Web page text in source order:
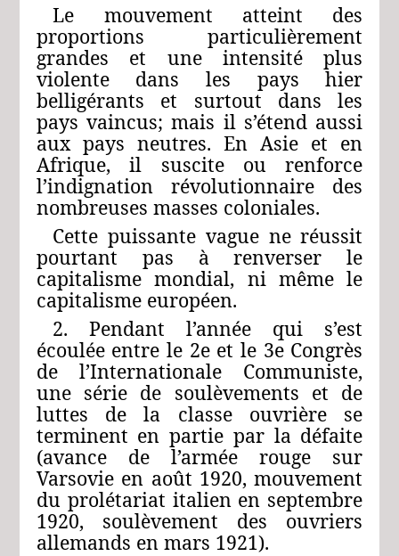
Le mouvement atteint des
proportions particulièrement
grandes et une intensité plus
violente dans les pays hier
belligérants et surtout dans les
pays vaincus; mais il s’étend aussi
aux pays neutres. En Asie et en
Afrique, il suscite ou renforce
l’indignation révolutionnaire des
nombreuses masses coloniales.
Cette puissante vague ne réussit
pourtant pas à renverser le
capitalisme mondial, ni même le
capitalisme européen.
2. Pendant l’année qui s’est
écoulée entre le 2e et le 3e Congrès
de l’Internationale Communiste,
une série de soulèvements et de
luttes de la classe ouvrière se
terminent en partie par la défaite
(avance de l’armée rouge sur
Varsovie en août 1920, mouvement
du prolétariat italien en septembre
1920, soulèvement des ouvriers
allemands en mars 1921).